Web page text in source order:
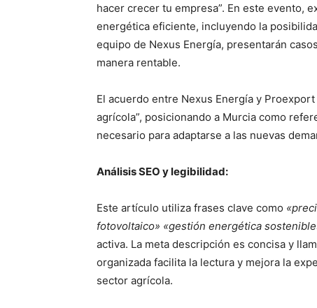
hacer crecer tu empresa”. En este evento,
energética eficiente, incluyendo la
equipo de Nexus Energía, presentarán
manera rentable.
El acuerdo entre Nexus Energía y
agrícola”, posicionando a Murcia como
necesario para adaptarse a las nuevas
Análisis SEO y legibilidad:
Este artículo utiliza frases clave como
fotovoltaico» «gestión energética
activa. La meta descripción es concisa y
organizada facilita la lectura y mejora la
sector agrícola.